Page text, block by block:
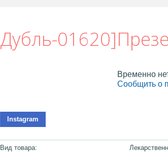
Дубль-
Временно
Сообщить о
Instagram
Вид товара: